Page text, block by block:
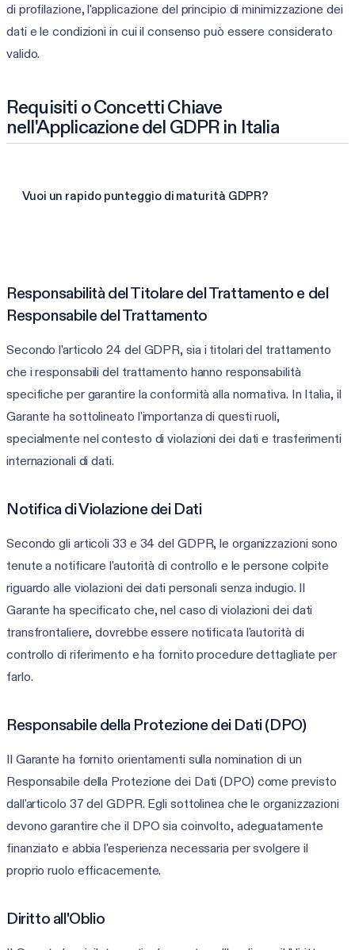
di profilazione, l'applicazione del principio di minimizzazione dei
dati e le condizioni in cui il consenso può essere considerato
valido.
Requisiti o Concetti Chiave
nell'Applicazione del GDPR in Italia
Vuoi un rapido punteggio di maturità GDPR?
Responsabilità del Titolare del Trattamento e del
Responsabile del Trattamento
Secondo l'articolo 24 del GDPR, sia i titolari del trattamento
che i responsabili del trattamento hanno responsabilità
specifiche per garantire la conformità alla normativa. In Italia, il
Garante ha sottolineato l'importanza di questi ruoli,
specialmente nel contesto di violazioni dei dati e trasferimenti
internazionali di dati.
Notifica di Violazione dei Dati
Secondo gli articoli 33 e 34 del GDPR, le organizzazioni sono
tenute a notificare l'autorità di controllo e le persone colpite
riguardo alle violazioni dei dati personali senza indugio. Il
Garante ha specificato che, nel caso di violazioni dei dati
transfrontaliere, dovrebbe essere notificata l'autorità di
controllo di riferimento e ha fornito procedure dettagliate per
farlo.
Responsabile della Protezione dei Dati (DPO)
Il Garante ha fornito orientamenti sulla nomination di un
Responsabile della Protezione dei Dati (DPO) come previsto
dall'articolo 37 del GDPR. Egli sottolinea che le organizzazioni
devono garantire che il DPO sia coinvolto, adeguatamente
finanziato e abbia l'esperienza necessaria per svolgere il
proprio ruolo efficacemente.
Diritto all'Oblio